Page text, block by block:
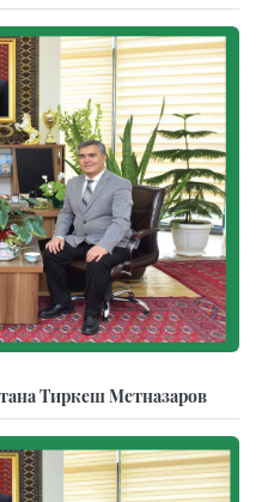
Тиркеш Мeтназаров